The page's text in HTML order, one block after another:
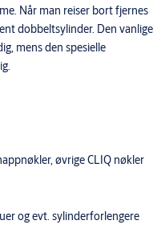
Når man reiser bort fjernes
dobbeltsylinder. Den vanlige
mens den spesielle
øvrige CLIQ nøkler
og evt. sylinderforlengere